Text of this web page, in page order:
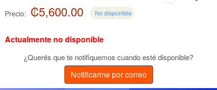
Precio: ₡5,600.00 No disponible
Actualmente no disponible
¿Querés que te notifiquemos cuando esté disponible?
Notificarme por correo